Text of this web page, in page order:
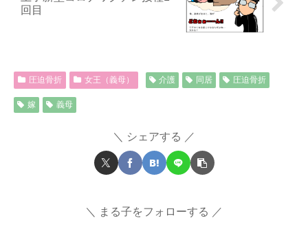
回目
圧迫骨折 女王（義母） 介護 同居 圧迫骨折
嫁 義母
シェアする
まる子をフォローする